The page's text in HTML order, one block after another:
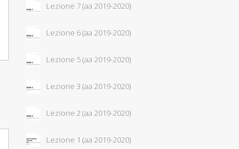
Lezione 7 (aa 2019-2020)
Lezione 6 (aa 2019-2020)
Lezione 5 (aa 2019-2020)
Lezione 3 (aa 2019-2020)
Lezione 2 (aa 2019-2020)
Lezione 1 (aa 2019-2020)